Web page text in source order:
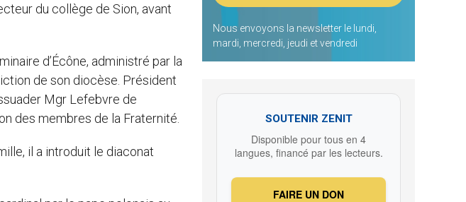
du collège de Sion, avant
d’Écône, administré par la
de son diocèse. Président
Mgr Lefebvre de
des membres de la Fraternité.
il a introduit le diaconat
Nous envoyons la newsletter le lundi,
mardi, mercredi, jeudi et vendredi
SOUTENIR ZENIT
Disponible pour tous en 4
langues, financé par les lecteurs.
FAIRE UN DON